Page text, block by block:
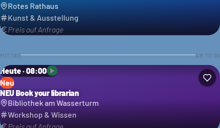
Rotes Rathaus
Kunst & Ausstellung
Preis auf Anfrage
MITTAG AB 10:00
Heute · 08:00
Neu
NEU Book your librarian
Bibliothek am Wasserturm
Workshop & Wissen
Preis auf Anfrage